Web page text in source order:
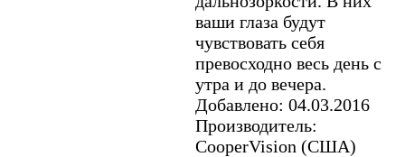
ваши глаза будут
чувствовать себя
превосходно весь день с
утра и до вечера.
Добавлено: 04.03.2016
Производитель:
CooperVision (США)